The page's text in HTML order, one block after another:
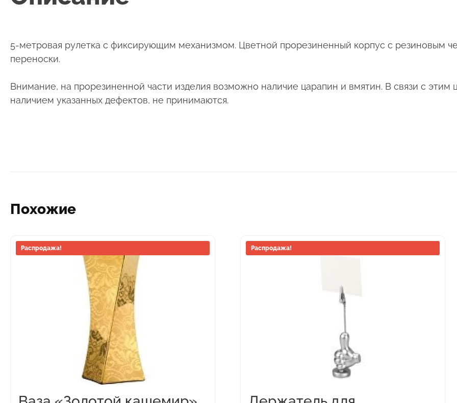
5-метровая рулетка с фиксирующим механизмом. Цветной прорезиненный корпус с резиновым
переноски.
Внимание, на прорезиненной части изделия возможно наличие царапин и вмятин. В связи с этим
наличием указанных дефектов, не принимаются.
Похожие
Распродажа! Распродажа!